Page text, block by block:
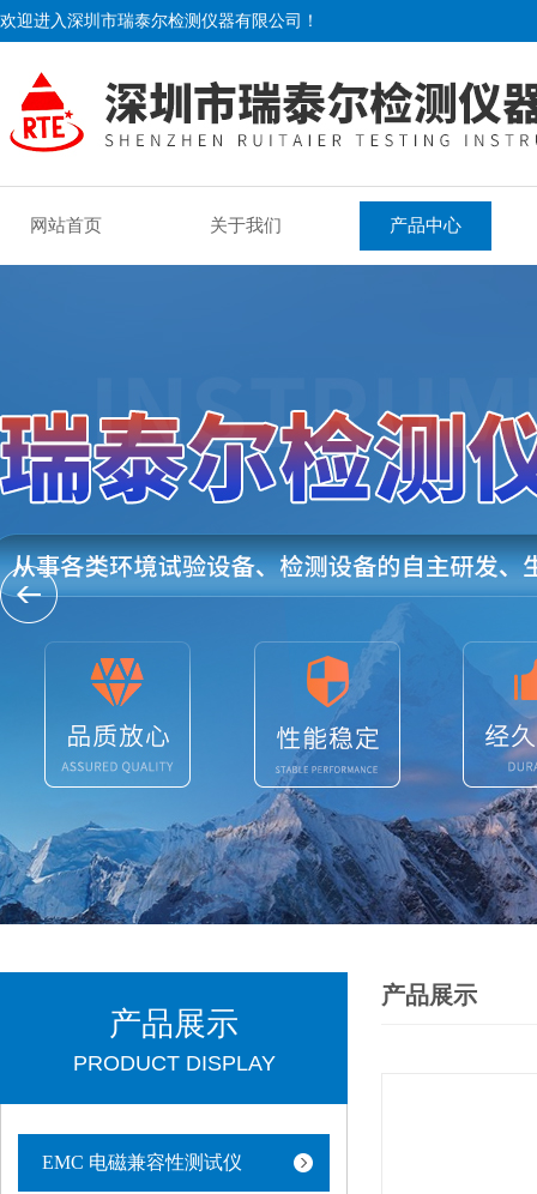
欢迎进入深圳市瑞泰尔检测仪器有限公司！
网站首页 关于我们 产品中心
产品展示
PRODUCT DISPLAY
EMC 电磁兼容性测试仪
产品展示